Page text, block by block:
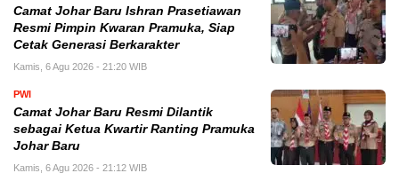
Camat Johar Baru Ishran Prasetiawan
Resmi Pimpin Kwaran Pramuka, Siap
Cetak Generasi Berkarakter
Kamis, 6 Agu 2026 - 21:20 WIB
PWI
Camat Johar Baru Resmi Dilantik
sebagai Ketua Kwartir Ranting Pramuka
Johar Baru
Kamis, 6 Agu 2026 - 21:12 WIB